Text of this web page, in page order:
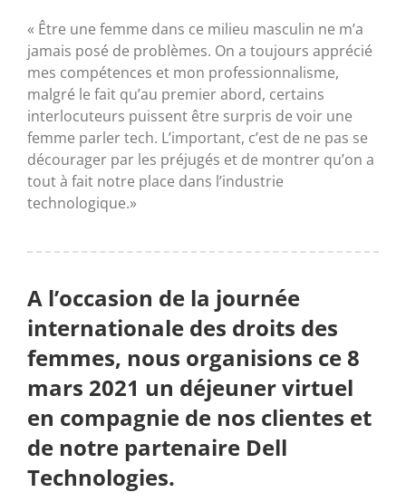
« Être une femme dans ce milieu masculin ne m’a
jamais posé de problèmes. On a toujours apprécié
mes compétences et mon professionnalisme,
malgré le fait qu’au premier abord, certains
interlocuteurs puissent être surpris de voir une
femme parler tech. L’important, c’est de ne pas se
décourager par les préjugés et de montrer qu’on a
tout à fait notre place dans l’industrie
technologique.»
A l’occasion de la journée
internationale des droits des
femmes, nous organisions ce 8
mars 2021 un déjeuner virtuel
en compagnie de nos clientes et
de notre partenaire Dell
Technologies.